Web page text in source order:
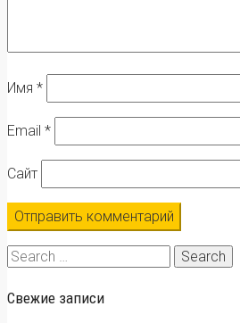
Имя *
Email *
Сайт
Search
Свежие записи